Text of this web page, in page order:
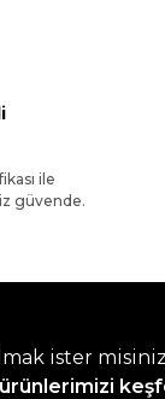
ile
güvende.
ister